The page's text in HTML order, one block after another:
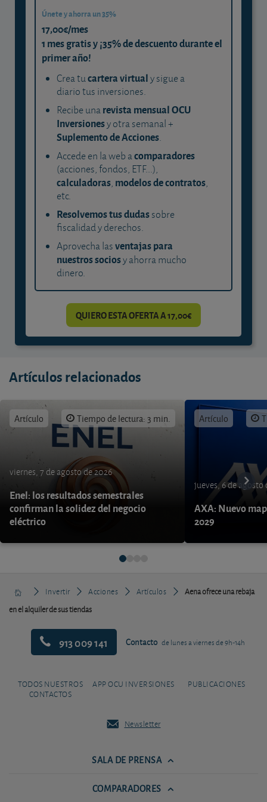
Únete y ahorra un 35%
17,00€/mes
1 mes gratis y ¡35% de descuento durante el
primer año!
Crea tucartera virtualy sigue a
diario tus inversiones.
Recibe unarevista mensual OCU
Inversionesy otra semanal +
Suplemento de Acciones.
Accede en la web acomparadores
(acciones, fondos, ETF...),
calculadoras, modelos de contratos,
etc.
Resolvemos tus dudassobre
fiscalidad y derechos.
Aprovecha lasventajas para
nuestros sociosy ahorra mucho
dinero.
QUIERO ESTA OFERTA A 17,00€
Artículos relacionados
Artículo Tiempo de lectura: 3 min.
viernes, 7 de agosto de 2026
Enel: los resultados semestrales
confirman la solidez del negocio
eléctrico
Artículo
jueves, 6 de agosto
AXA: Nuevo
2029
Invertir Acciones Artículos
Aena ofrece una rebaja
en el alquiler de sus tiendas
913 009 141 Contacto de lunes a viernes de 9h-14h
TODOS NUESTROS
CONTACTOS
APP OCU INVERSIONES PUBLICACIONES
Newsletter
SALA DE PRENSA
COMPARADORES